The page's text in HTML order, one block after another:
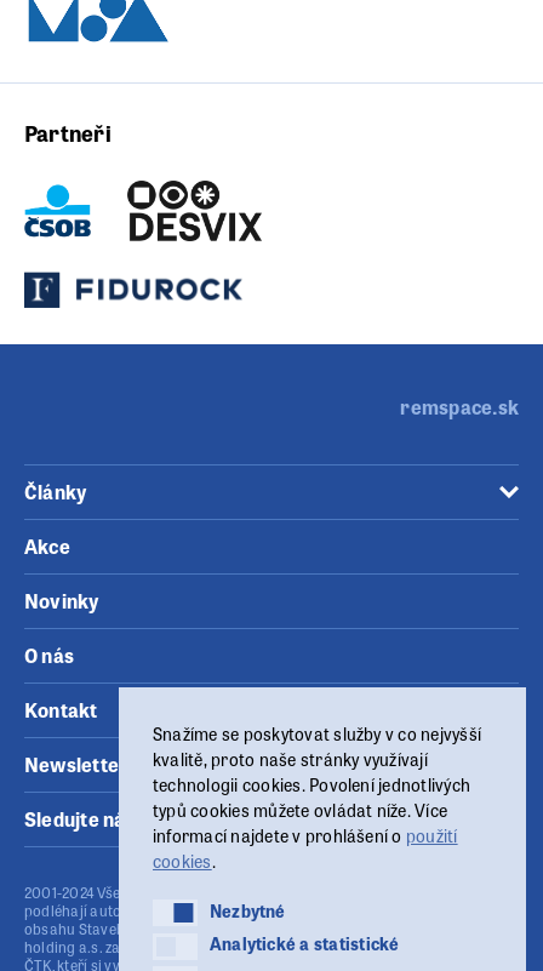
Partneři
remspace.sk
Články
Akce
Novinky
O nás
Kontakt
Newsletter
Sledujte nás
2001-2024 Všechny materiály zveřejněné na těchto www stránkách
podléhají autorskému zákonu (č.121/2000 Sb.). Publikování nebo šíření
obsahu Stavebního fóra je bez písemného souhlasu provozovatele MSG
holding a.s. zakázáno. Stavební fórum využívá agenturní zpravodajství
ČTK, kteří si vyhrazují veškerá práva. Publikování nebo další šíření obsahu
Snažíme se poskytovat služby v co nejvyšší
kvalitě, proto naše stránky využívají
technologii cookies. Povolení jednotlivých
typů cookies můžete ovládat níže. Více
informací najdete v prohlášení o použití
cookies.
NezbytnéNezbytné
Analytické a statistické
Analytické a statistické